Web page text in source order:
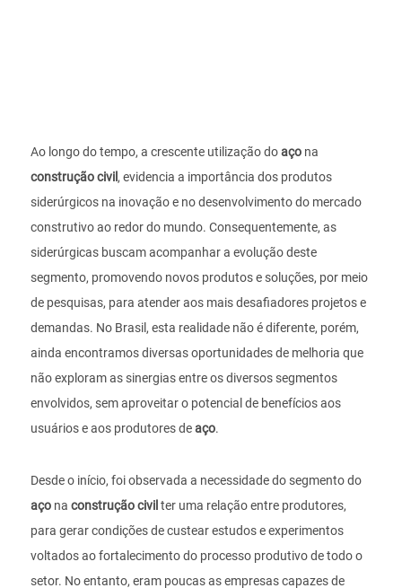
Ao longo do tempo, a crescente utilização doaço na
construção civil , evidencia a importância dos produtos
siderúrgicos na inovação e no desenvolvimento do mercado
construtivo ao redor do mundo. Consequentemente, as
siderúrgicas buscam acompanhar a evolução deste
segmento, promovendo novos produtos e soluções, por meio
de pesquisas, para atender aos mais desafiadores projetos e
demandas. No Brasil, esta realidade não é diferente, porém,
ainda encontramos diversas oportunidades de melhoria que
não exploram as sinergias entre os diversos segmentos
envolvidos, sem aproveitar o potencial de benefícios aos
usuários e aos produtores deaço.
Desde o início, foi observada a necessidade do segmento do
aço naconstrução civil ter uma relação entre produtores,
para gerar condições de custear estudos e experimentos
voltados ao fortalecimento do processo produtivo de todo o
setor. No entanto, eram poucas as empresas capazes de